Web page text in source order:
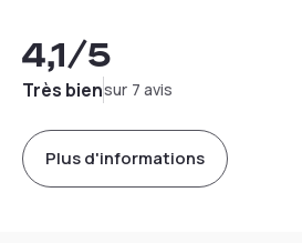
4,1/5
Très biensur 7 avis
Plus d'informations